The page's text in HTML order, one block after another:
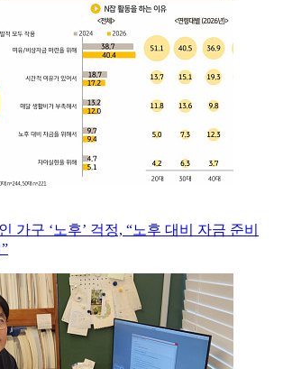
가구 ‘노후’ 걱정, “노후 대비 자금 준비